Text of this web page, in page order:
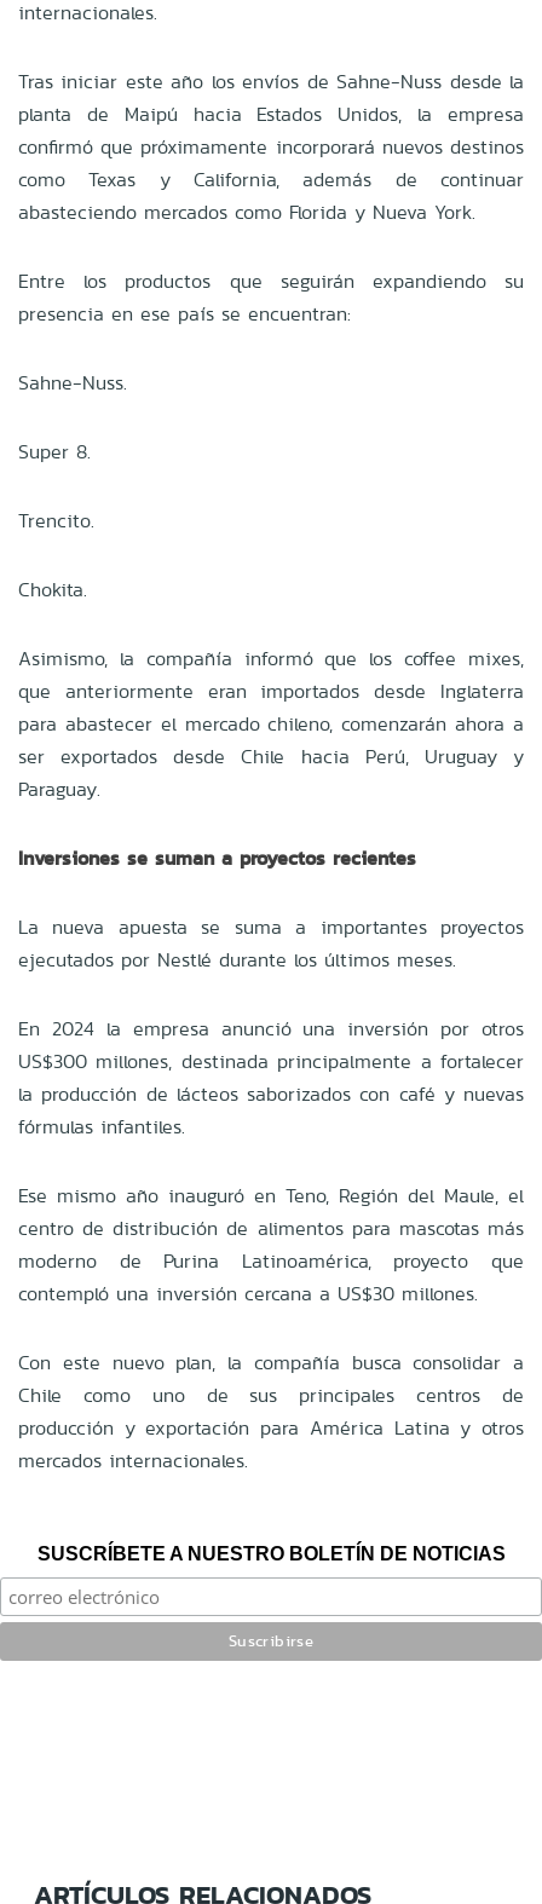
internacionales.
Tras iniciar este año los envíos de Sahne-Nuss desde la
planta de Maipú hacia Estados Unidos, la empresa
confirmó que próximamente incorporará nuevos destinos
como Texas y California, además de continuar
abasteciendo mercados como Florida y Nueva York.
Entre los productos que seguirán expandiendo su
presencia en ese país se encuentran:
Sahne-Nuss.
Super 8.
Trencito.
Chokita.
Asimismo, la compañía informó que los coffee mixes,
que anteriormente eran importados desde Inglaterra
para abastecer el mercado chileno, comenzarán ahora a
ser exportados desde Chile hacia Perú, Uruguay y
Paraguay.
Inversiones se suman a proyectos recientes
La nueva apuesta se suma a importantes proyectos
ejecutados por Nestlé durante los últimos meses.
En 2024 la empresa anunció una inversión por otros
US$300 millones, destinada principalmente a fortalecer
la producción de lácteos saborizados con café y nuevas
fórmulas infantiles.
Ese mismo año inauguró en Teno, Región del Maule, el
centro de distribución de alimentos para mascotas más
moderno de Purina Latinoamérica, proyecto que
contempló una inversión cercana a US$30 millones.
Con este nuevo plan, la compañía busca consolidar a
Chile como uno de sus principales centros de
producción y exportación para América Latina y otros
mercados internacionales.
SUSCRÍBETE A NUESTRO BOLETÍN DE NOTICIAS
ARTÍCULOS RELACIONADOS